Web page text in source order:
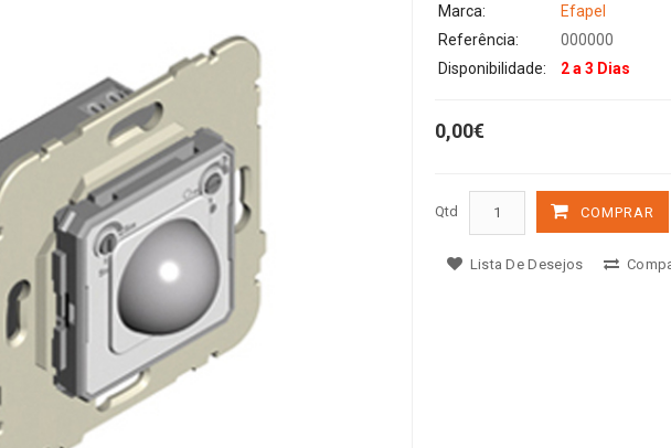
Marca:
Efapel
Referência:
000000
Disponibilidade:
2 a 3 Dias
0,00€
Qtd COMPRAR
Lista De Desejos